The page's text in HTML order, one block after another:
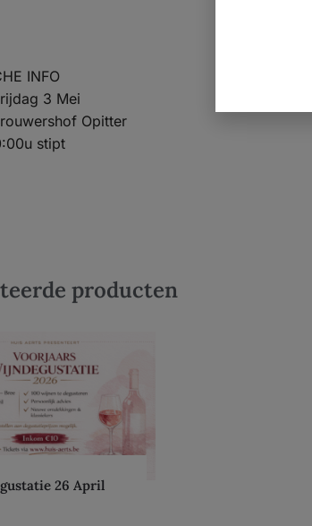
INFO
3 Mei
Opitter
stipt
producten
26 April